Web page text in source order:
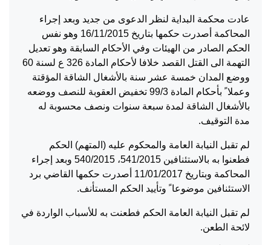
عادت محكمة البداية لنظر الدعوى من جديد وبعد إجراء
المحاكمة أصدرت حكمها بتاريخ 16/11/2015 وهو نفس
الحكم الصادر من الهيئات وفي الأحكام السابقة وهو تعديل
التهمة الى القتل القصد خلافا لأحكام المادة 326 ع لسنة 60
ووضع المدان خمسة عشر سنة بالأشغال الشاقة المؤقتة
وعملا ً بأحكام المادة 99/3 تخفيض العقوبة للنصف ووضعه
بالأشغال الشاقة لمدة سبعة سنوات ونصف محسوبة له
مدة التوقيف.
لم تقبل النيابة العامة والمحكوم عليه (المتهم) الحكم
فطعنوا به بالاستئنافين 541/2015، 540/2015 وبعد إجراء
المحاكمة وبتاريخ 11/01/2017 أصدرت حكمها القاضي برد
الاستئنافين موضوعا ً وتأييد الحكم المستأنف.
لم تقبل النيابة العامة الحكم فطعنت به للأسباب الواردة في
لائحة الطعن.